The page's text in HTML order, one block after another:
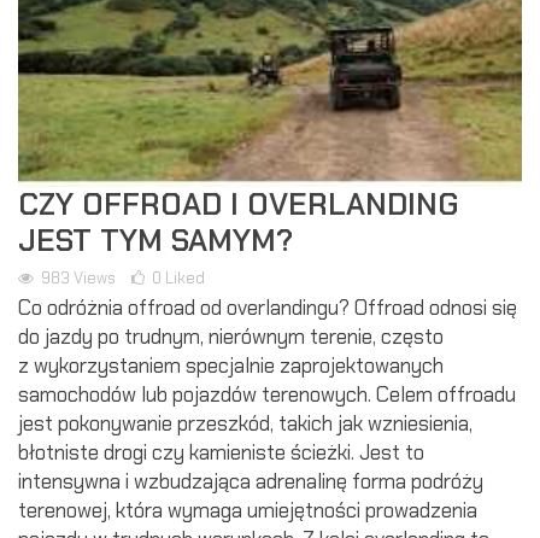
CZY OFFROAD I OVERLANDING
JEST TYM SAMYM?
983 Views 0 Liked
Co odróżnia offroad od overlandingu? Offroad odnosi się
do jazdy po trudnym, nierównym terenie, często
z wykorzystaniem specjalnie zaprojektowanych
samochodów lub pojazdów terenowych. Celem offroadu
jest pokonywanie przeszkód, takich jak wzniesienia,
błotniste drogi czy kamieniste ścieżki. Jest to
intensywna i wzbudzająca adrenalinę forma podróży
terenowej, która wymaga umiejętności prowadzenia